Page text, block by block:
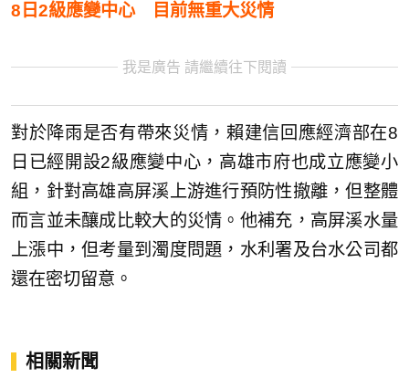
8日2級應變中心 目前無重大災情
我是廣告 請繼續往下閱讀
對於降雨是否有帶來災情，賴建信回應經濟部在8
日已經開設2級應變中心，高雄市府也成立應變小
組，針對高雄高屏溪上游進行預防性撤離，但整體
而言並未釀成比較大的災情。他補充，高屏溪水量
上漲中，但考量到濁度問題，水利署及台水公司都
還在密切留意。
相關新聞